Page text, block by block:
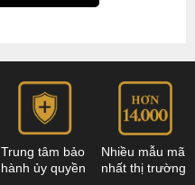
Trung tâm bảo
hành ủy quyền
Nhiều mẫu mã
nhất thị trường